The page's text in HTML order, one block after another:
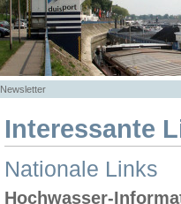
Newsletter
Interessante
Nationale Links
Hochwasser-